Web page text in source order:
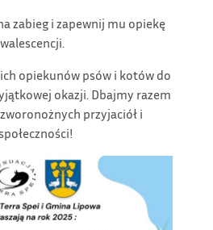
zabieg i zapewnij mu opiekę
opiekunów psów i kotów do
okazji. Dbajmy razem
przyjaciół i